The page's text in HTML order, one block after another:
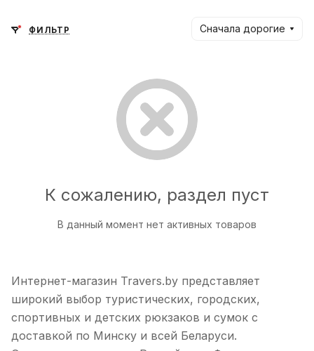
ФИЛЬТР Сначала дорогие
К сожалению, раздел пуст
В данный момент нет активных товаров
Интернет-магазин Travers.by представляет
широкий выбор туристических, городских,
спортивных и детских рюкзаков и сумок с
доставкой по Минску и всей Беларуси.